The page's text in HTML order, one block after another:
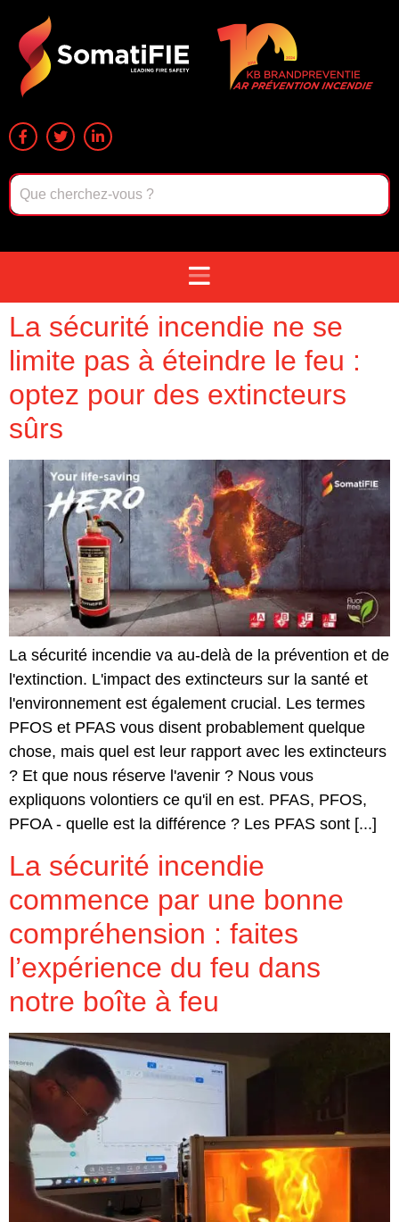
La sécurité incendie ne se
limite pas à éteindre le feu :
optez pour des extincteurs
sûrs
La sécurité incendie va au-delà de la prévention et de
l'extinction. L'impact des extincteurs sur la santé et
l'environnement est également crucial. Les termes
PFOS et PFAS vous disent probablement quelque
chose, mais quel est leur rapport avec les extincteurs
? Et que nous réserve l'avenir ? Nous vous
expliquons volontiers ce qu'il en est. PFAS, PFOS,
PFOA - quelle est la différence ? Les PFAS sont [...]
La sécurité incendie
commence par une bonne
compréhension : faites
l’expérience du feu dans
notre boîte à feu